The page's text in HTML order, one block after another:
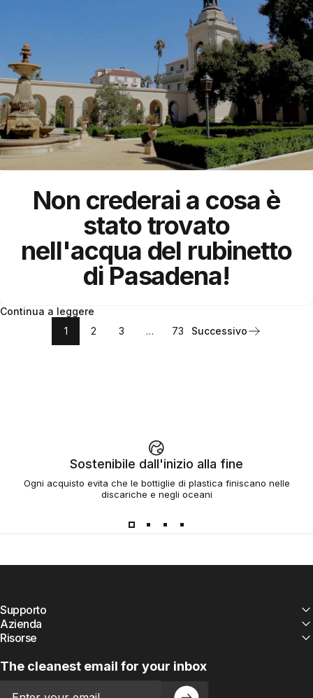
Non crederai a cosa è
stato trovato
nell'acqua del rubinetto
di Pasadena!
Continua a leggere
1
2 3 … 73 Successivo
Sostenibile dall'inizio alla fine
Ogni acquisto evita che le bottiglie di plastica finiscano nelle
discariche e negli oceani
Supporto
Azienda
Risorse
The cleanest email for your inbox